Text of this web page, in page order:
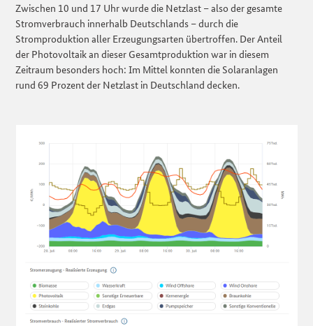
Zwischen 10 und 17 Uhr wurde die Netzlast – also der gesamte
Stromverbrauch innerhalb Deutschlands – durch die
Stromproduktion aller Erzeugungsarten übertroffen. Der Anteil
der Photovoltaik an dieser Gesamtproduktion war in diesem
Zeitraum besonders hoch: Im Mittel konnten die Solaranlagen
rund 69 Prozent der Netzlast in Deutschland decken.